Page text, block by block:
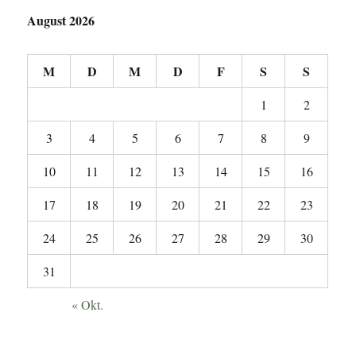
August 2026
M D M D F S S
1
2
3
4 5 6 7 8
9
10
11 12 13 14 15
16
17
18 19 20 21 22
23
24
25 26 27 28 29
30
31
« Okt.